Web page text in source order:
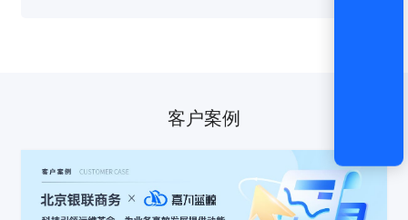
客户案例